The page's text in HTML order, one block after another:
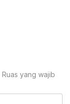
Ruas yang wajib